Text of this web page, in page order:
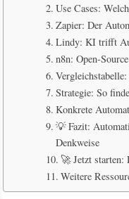
Use Cases:
Zapier: Der
Lindy: KI trifft
n8n: Open-
Strategie: So
Konkrete
💡 Fazit:
Denkweise
🚀 Jetzt starten:
Weitere